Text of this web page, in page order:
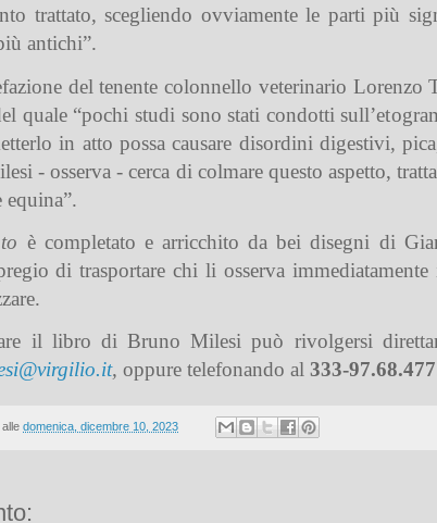
trattato, scegliendo ovviamente le parti più
antichi”.
del tenente colonnello veterinario
quale “pochi studi sono stati condotti
in atto possa causare disordini digestivi,
- osserva - cerca di colmare questo aspetto,
equina”.
è completato e arricchito da bei disegni di
di trasportare chi li osserva
il libro di Bruno Milesi può rivolgersi
, oppure telefonando al 333-97.68.477
alle domenica, dicembre 10, 2023